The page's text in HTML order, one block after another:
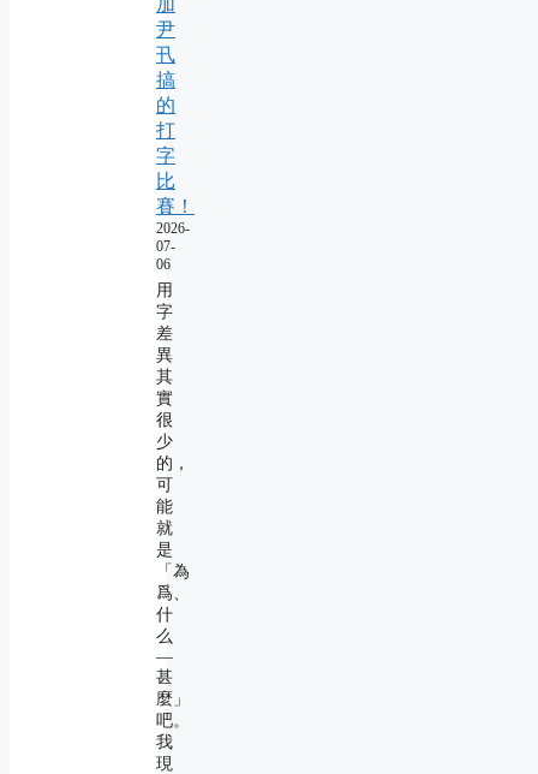
尹
卂
搞
的
打
字
比
賽！
2026-
07-
06
用
字
差
異
其
實
很
少
的，
可
能
就
是
「為
爲、
什
么
―
甚
麼」
吧。
我
現